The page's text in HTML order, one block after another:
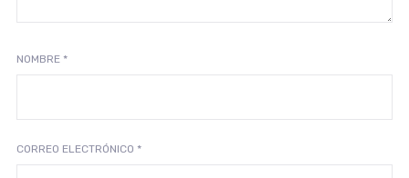
NOMBRE *
CORREO ELECTRÓNICO *